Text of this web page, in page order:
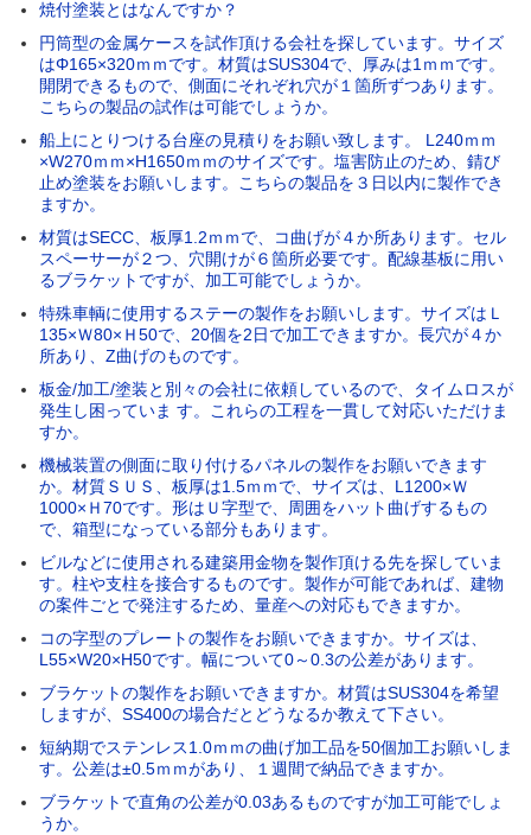
焼付塗装とはなんですか？
円筒型の金属ケースを試作頂ける会社を探しています。サイズ
はΦ165×320ｍｍです。材質はSUS304で、厚みは1ｍｍです。
開閉できるもので、側面にそれぞれ穴が１箇所ずつあります。
こちらの製品の試作は可能でしょうか。
船上にとりつける台座の見積りをお願い致します。 L240ｍｍ
×W270ｍｍ×H1650ｍｍのサイズです。塩害防止のため、錆び
止め塗装をお願いします。こちらの製品を３日以内に製作でき
ますか。
材質はSECC、板厚1.2ｍｍで、コ曲げが４か所あります。セル
スペーサーが２つ、穴開けが６箇所必要です。配線基板に用い
るブラケットですが、加工可能でしょうか。
特殊車輌に使用するステーの製作をお願いします。サイズはＬ
135×Ｗ80×Ｈ50で、20個を2日で加工できますか。長穴が４か
所あり、Z曲げのものです。
板金/加工/塗装と別々の会社に依頼しているので、タイムロスが
発生し困っていま す。これらの工程を一貫して対応いただけま
すか。
機械装置の側面に取り付けるパネルの製作をお願いできます
か。材質ＳＵＳ、板厚は1.5ｍｍで、サイズは、L1200×Ｗ
1000×Ｈ70です。形はＵ字型で、周囲をハット曲げするもの
で、箱型になっている部分もあります。
ビルなどに使用される建築用金物を製作頂ける先を探していま
す。柱や支柱を接合するものです。製作が可能であれば、建物
の案件ごとで発注するため、量産への対応もできますか。
コの字型のプレートの製作をお願いできますか。サイズは、
L55×W20×H50です。幅について0～0.3の公差があります。
ブラケットの製作をお願いできますか。材質はSUS304を希望
しますが、SS400の場合だとどうなるか教えて下さい。
短納期でステンレス1.0ｍｍの曲げ加工品を50個加工お願いしま
す。公差は±0.5ｍｍがあり、１週間で納品できますか。
ブラケットで直角の公差が0.03あるものですが加工可能でしょ
うか。